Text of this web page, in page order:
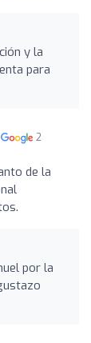
y la
para
2
de la
por la